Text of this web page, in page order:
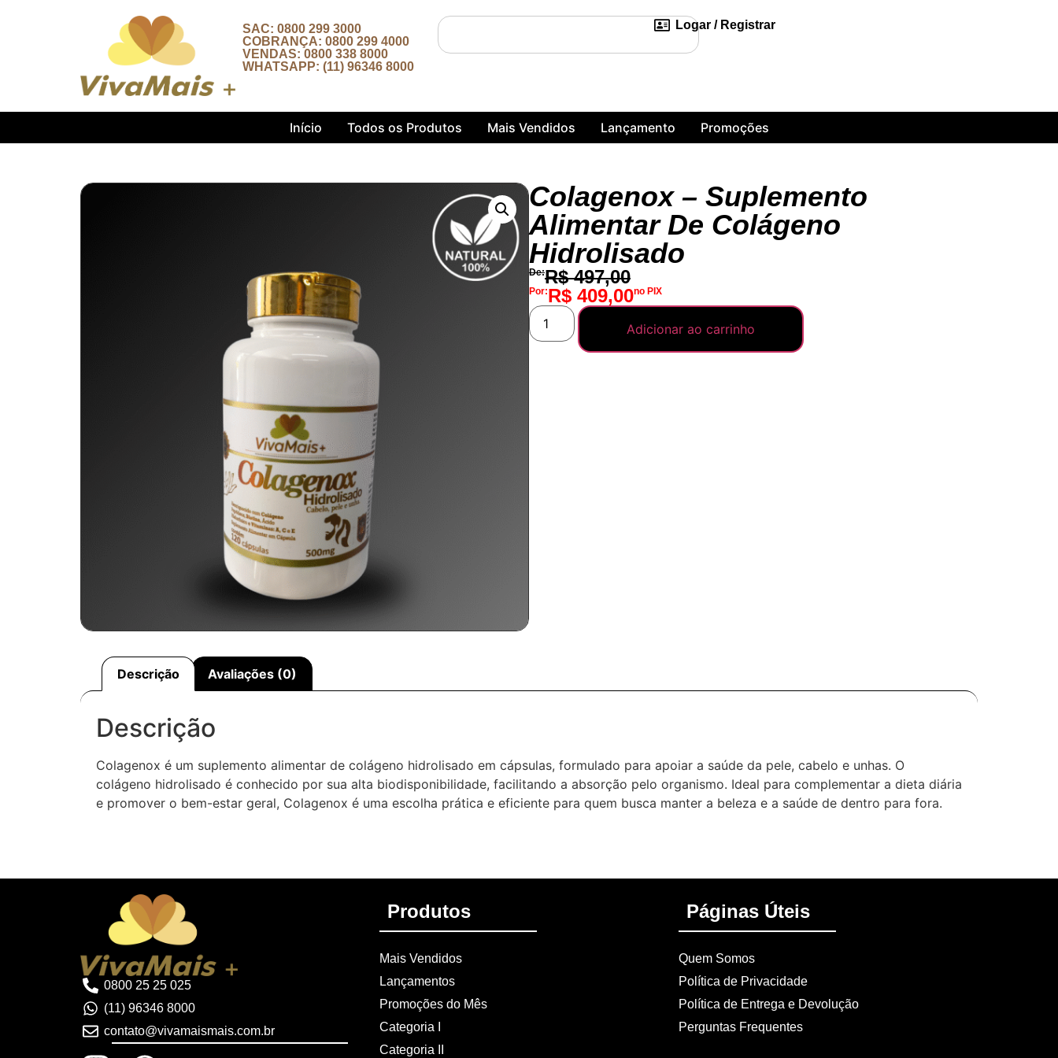
SAC: 0800 299 3000
COBRANÇA: 0800 299 4000
VENDAS: 0800 338 8000
WHATSAPP: (11) 96346 8000
Logar / Registrar
Início Todos os Produtos Mais Vendidos Lançamento Promoções
Colagenox – Suplemento
Alimentar De Colágeno
Hidrolisado
De:R$497,00
Por:R$ 409,00no PIX
Adicionar ao carrinho
Descrição Avaliações (0)
Descrição
Colagenox é um suplemento alimentar de colágeno hidrolisado em cápsulas, formulado para apoiar a saúde da pele, cabelo e unhas. O
colágeno hidrolisado é conhecido por sua alta biodisponibilidade, facilitando a absorção pelo organismo. Ideal para complementar a dieta diária
e promover o bem-estar geral, Colagenox é uma escolha prática e eficiente para quem busca manter a beleza e a saúde de dentro para fora.
0800 25 25 025
(11) 96346 8000
contato@vivamaismais.com.br
Produtos
Mais Vendidos
Lançamentos
Promoções do Mês
Categoria I
Categoria II
Páginas Úteis
Quem Somos
Política de Privacidade
Política de Entrega e Devolução
Perguntas Frequentes